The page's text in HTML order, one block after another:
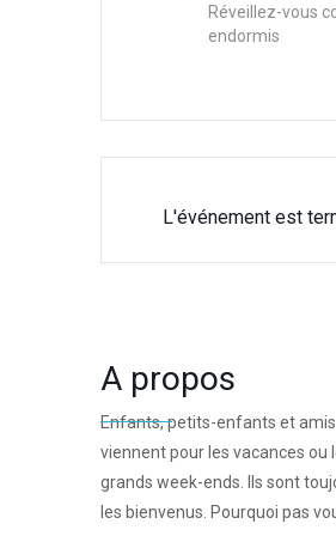
Réveillez-vous
endormis
L'événement est
A propos
Enfants, petits-enfants et amis
viennent pour les vacances ou
grands week-ends. Ils sont
les bienvenus. Pourquoi pas